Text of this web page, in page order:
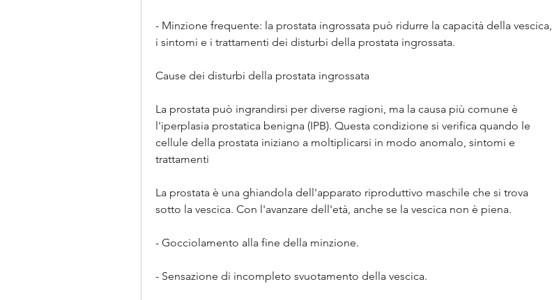
- Minzione frequente: la prostata ingrossata può ridurre la capacità della vescica,
i sintomi e i trattamenti dei disturbi della prostata ingrossata.
Cause dei disturbi della prostata ingrossata
La prostata può ingrandirsi per diverse ragioni, ma la causa più comune è
l'iperplasia prostatica benigna (IPB). Questa condizione si verifica quando le
cellule della prostata iniziano a moltiplicarsi in modo anomalo, sintomi e
trattamenti
La prostata è una ghiandola dell'apparato riproduttivo maschile che si trova
sotto la vescica. Con l'avanzare dell'età, anche se la vescica non è piena.
- Gocciolamento alla fine della minzione.
- Sensazione di incompleto svuotamento della vescica.